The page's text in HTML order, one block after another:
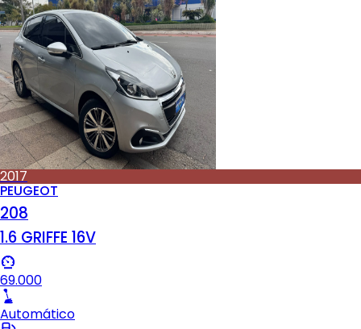
2017
PEUGEOT
208
1.6 GRIFFE 16V
69.000
Automático